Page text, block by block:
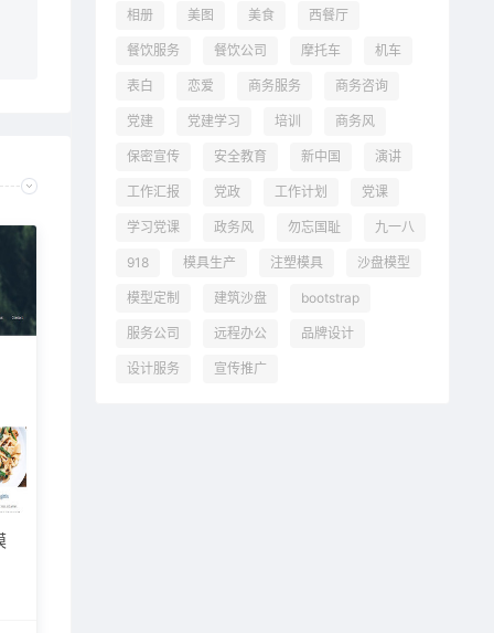
相册 美图 美食 西餐厅
餐饮服务 餐饮公司 摩托车 机车
表白 恋爱 商务服务 商务咨询
党建 党建学习 培训 商务风
保密宣传 安全教育 新中国 演讲
工作汇报 党政 工作计划 党课
学习党课 政务风 勿忘国耻 九一八
918 模具生产 注塑模具 沙盘模型
模型定制 建筑沙盘 bootstrap
服务公司 远程办公 品牌设计
设计服务 宣传推广